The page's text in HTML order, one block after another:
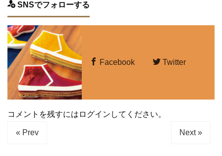
SNSでフォローする
Facebook Twitter
コメントを残すにはログインしてください。
« Prev Next »